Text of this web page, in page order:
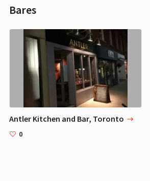
Bares
Antler Kitchen and Bar, Toronto
0